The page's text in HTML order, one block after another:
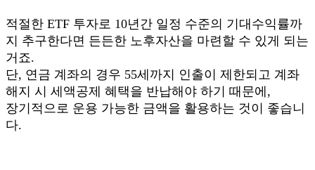
적절한 ETF 투자로 10년간 일정 수준의 기대수익률까
지 추구한다면 든든한 노후자산을 마련할 수 있게 되는
거죠.
단, 연금 계좌의 경우 55세까지 인출이 제한되고 계좌
해지 시 세액공제 혜택을 반납해야 하기 때문에,
장기적으로 운용 가능한 금액을 활용하는 것이 좋습니
다.